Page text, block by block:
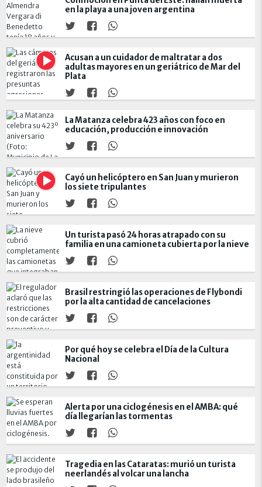
en la playa a una joven argentina
Acusan a un cuidador de maltratar a dos
adultas mayores en un geriátrico de Mar del
Plata
La Matanza celebra 423 años con foco en
educación, producción e innovación
Cayó un helicóptero en San Juan y murieron
los siete tripulantes
Un turista pasó 24 horas atrapado con su
familia en una camioneta cubierta por la nieve
Brasil restringió las operaciones de Flybondi
por la alta cantidad de cancelaciones
Por qué hoy se celebra el Día de la Cultura
Nacional
Alerta por una ciclogénesis en el AMBA: qué
día llegarían las tormentas
Tragedia en las Cataratas: murió un turista
neerlandés al volcar una lancha